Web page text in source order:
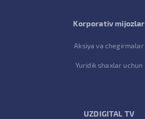
Korporativ mijozlar
Aksiya va chegirmalar
Yuridik shaxlar uchun
UZDIGITAL TV